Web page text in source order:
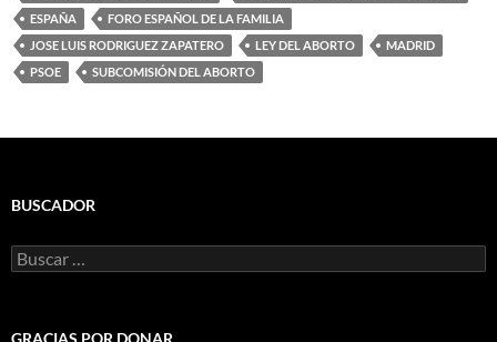
ESPAÑA
FORO ESPAÑOL DE LA FAMILIA
JOSE LUIS RODRIGUEZ ZAPATERO
LEY DEL ABORTO
MADRID
PSOE
SUBCOMISIÓN DEL ABORTO
BUSCADOR
Buscar:
GRACIAS POR DONAR